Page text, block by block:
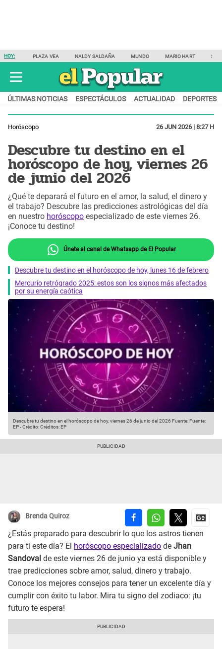
HOY: PLAZA VEA NALDY SALDAÑA MUNDO MARIO HART
ÚLTIMAS NOTICIAS ESPECTÁCULOS ACTUALIDAD DEPORTES
Horóscopo 26 JUN 2026 | 8:27 H
Descubre tu destino en el
horóscopo de hoy, viernes 26
de junio del 2026
¿Qué te deparará el futuro en el amor, la salud, el dinero y
el trabajo? Descubre las predicciones astrológicas del día
en nuestro horóscopo especializado de este viernes 26.
¡Conoce tu destino!
Únete al canal de Whatsapp de El Popular
Descubre tu destino en el horóscopo de hoy, lunes 16 de febrero
Mercurio retrógrado 2025: estos son los signos más afectados
por su energía caótica
Descubre tu destino en el horóscopo de hoy, viernes 26 de junio del 2026 Fuente: Fuente:
EP-Crédito: Créditos: EP
Brenda Quiroz
¿Estás preparado para descubrir lo que los astros tienen
para ti este día? El horóscopo especializado de Jhan
Sandoval de este viernes 26 de junio ya está disponible y
trae predicciones sobre amor, salud, dinero y trabajo.
Conoce los mejores consejos para tener un excelente día y
cumplir con éxito tu labor. Mira tu signo del zodiaco: ¡tu
futuro te espera!